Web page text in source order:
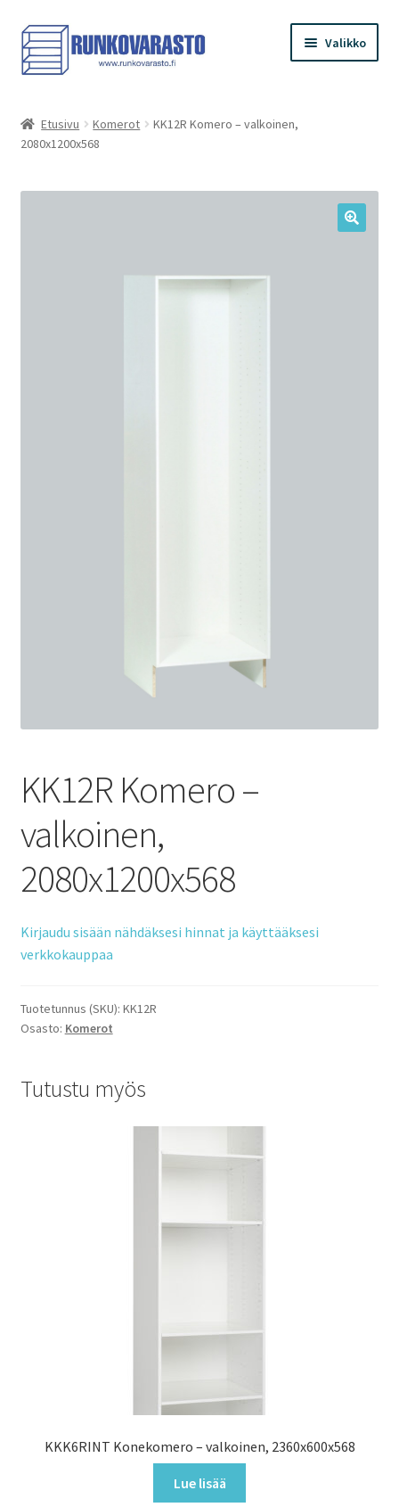
Siirry
navigointiin
Siirry
sisältöön
Valikko
Kauppa
Ostoskori
Etusivu Komerot
KK12R Komero – valkoinen,
2080x1200x568
KK12R Komero –
valkoinen,
2080x1200x568
Kirjaudu sisään nähdäksesi hinnat ja käyttääksesi
verkkokauppaa
Tuotetunnus (SKU): KK12R
Osasto: Komerot
Tutustu myös
KKK6RINT Konekomero – valkoinen, 2360x600x568
Lue lisää